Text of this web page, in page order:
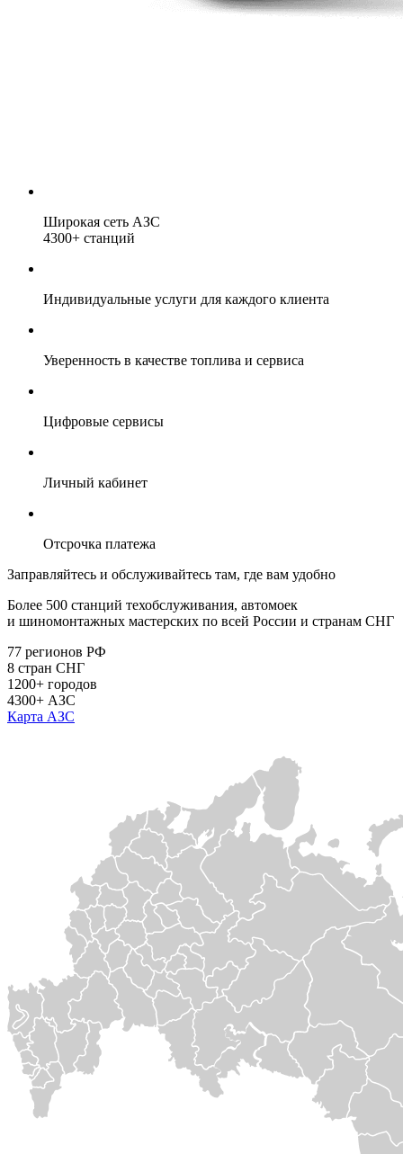
Широкая сеть АЗС
4300+ станций
Индивидуальные услуги для каждого клиента
Уверенность в качестве топлива и сервиса
Цифровые сервисы
Личный кабинет
Отсрочка платежа
Заправляйтесь и обслуживайтесь там, где вам удобно
Более 500 станций техобслуживания, автомоек
и шиномонтажных мастерских по всей России и странам СНГ
77 регионов РФ
8 стран СНГ
1200+ городов
4300+ АЗС
Карта АЗС